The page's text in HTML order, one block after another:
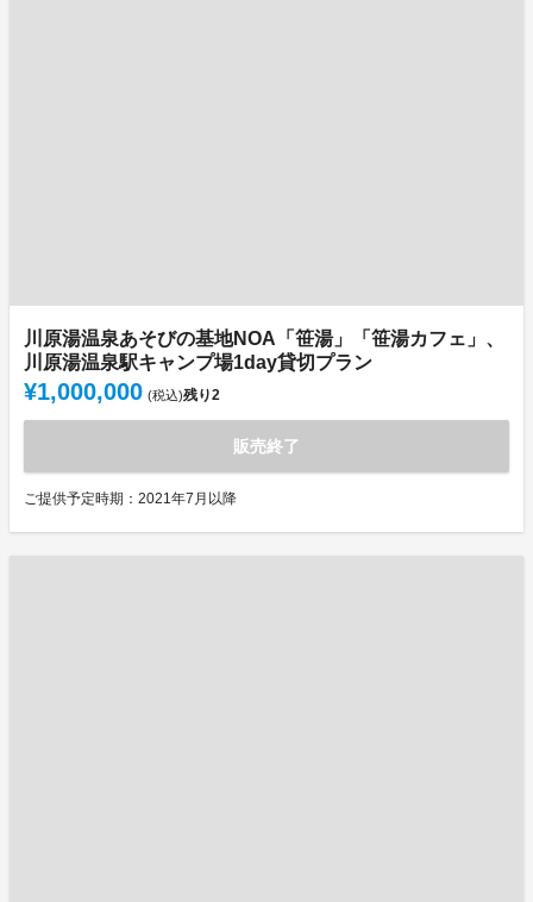
川原湯温泉あそびの基地NOA「笹湯」「笹湯カフェ」、
川原湯温泉駅キャンプ場1day貸切プラン
¥1,000,000 (税込)残り2
販売終了
ご提供予定時期：2021年7月以降